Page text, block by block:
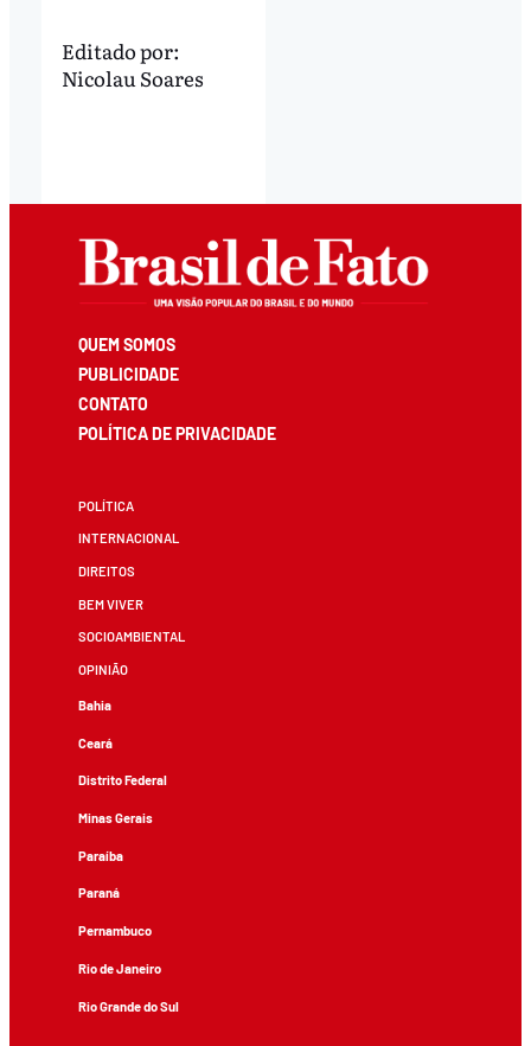
Editado por:
Nicolau Soares
QUEM SOMOS
PUBLICIDADE
CONTATO
POLÍTICA DE PRIVACIDADE
POLÍTICA
INTERNACIONAL
DIREITOS
BEM VIVER
SOCIOAMBIENTAL
OPINIÃO
Bahia
Ceará
Distrito Federal
Minas Gerais
Paraíba
Paraná
Pernambuco
Rio de Janeiro
Rio Grande do Sul